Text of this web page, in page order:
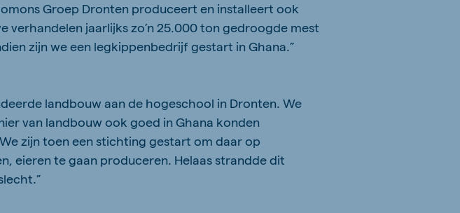
Groep Dronten produceert en installeert ook
verhandelen jaarlijks zo’n 25.000 ton gedroogde mest
zijn we een legkippenbedrijf gestart in Ghana.”
landbouw aan de hogeschool in Dronten. We
van landbouw ook goed in Ghana konden
zijn toen een stichting gestart om daar op
eieren te gaan produceren. Helaas strandde dit